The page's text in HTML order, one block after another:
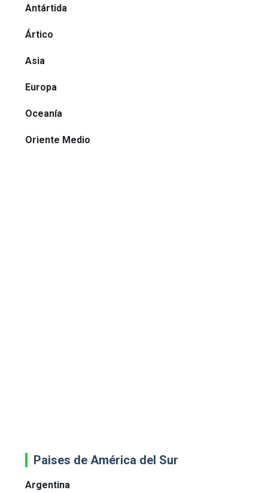
Antártida
Ártico
Asia
Europa
Oceanía
Oriente Medio
Paises de América del Sur
Argentina